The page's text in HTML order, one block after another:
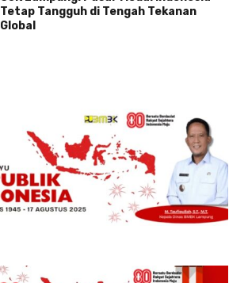
Tetap Tangguh di Tengah Tekanan
Global